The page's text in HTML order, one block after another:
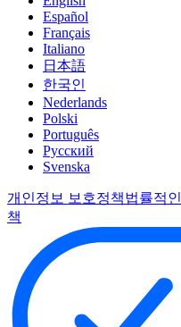
Español
Français
Italiano
日本語
한국인
Nederlands
Polski
Português
Pусский
Svenska
개인정보 보호정책법률적인
책